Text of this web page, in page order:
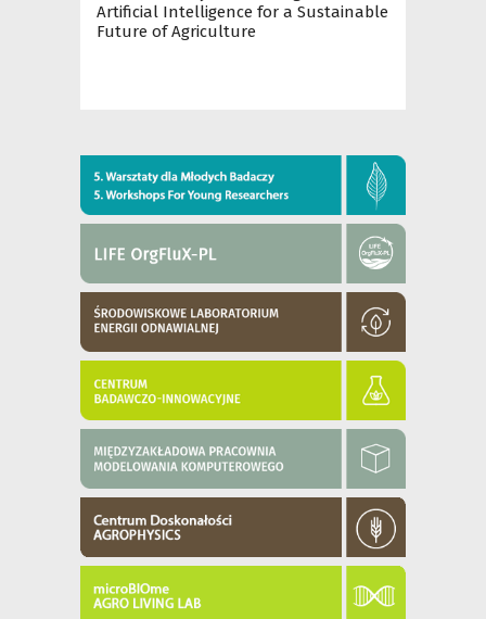
Artificial Intelligence for a Sustainable
Future of Agriculture